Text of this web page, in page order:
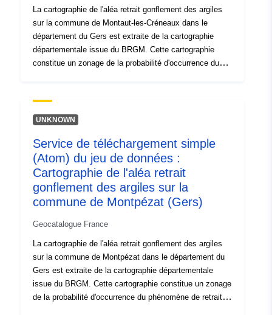
matériau. Pour chacune des formations argileuses
identifiées, le niveau d’aléa est en définitive la résultante
du niveau de susceptibilité ainsi obtenu avec la densité
de sinistres retrait gonflement, rapportée à 100 km2 de
surface d'affleurement réellement urbanisée.
La cartographie de l'aléa retrait gonflement des argiles
sur la commune de Montaut-les-Créneaux dans le
département du Gers est extraite de la cartographie
départementale issue du BRGM. Cette cartographie
constitue un zonage de la probabilité d'occurrence du
base de critères purement physiques par le BRGM à
partir des cartes géologiques du département, qui ont
suivants pour chaque formation géologique : - la
proportion de matériau argileux au sein de la formation
(analyse lithologique) ; - la proportion de minéraux
gonflants dans la phase argileuse (composition
minéralogique) ; - le comportement géotechnique du
matériau. Pour chacune des formations argileuses
identifiées, le niveau d’aléa est en définitive la résultante
de sinistres retrait gonflement, rapportée à 100 km2 de
surface d'affleurement réellement urbanisée.
UNKNOWN
Service de téléchargement simple
(Atom) du jeu de données :
Cartographie de l'aléa retrait
gonflement des argiles sur la
commune de Montpézat (Gers)
Geocatalogue France
La cartographie de l'aléa retrait gonflement des argiles
sur la commune de Montpézat dans le département du
Gers est extraite de la cartographie départementale
issue du BRGM. Cette cartographie constitue un zonage
de la probabilité d'occurrence du phénomène de retrait-